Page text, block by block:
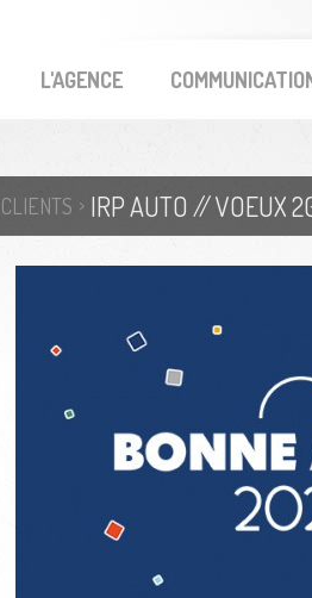
L'AGENCE
CLIENTS IRP AUTO // VOEUX